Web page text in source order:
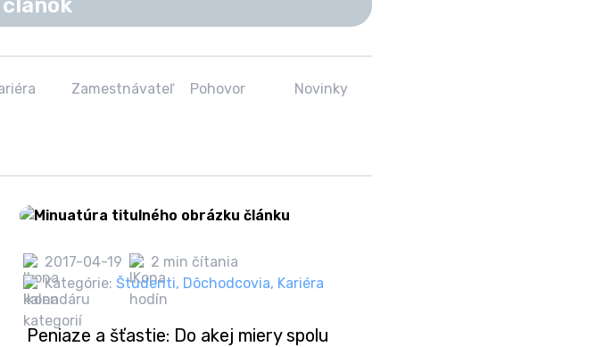
článok
Zamestnávateľ Pohovor Novinky
2017-04-19
2 min čítania
Kategórie: Študenti, Dôchodcovia, Kariéra
Peniaze a šťastie: Do akej miery spolu